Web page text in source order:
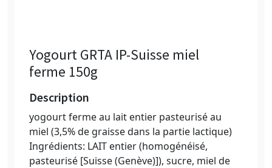
Yogourt GRTA IP-Suisse miel
ferme 150g
Description
yogourt ferme au lait entier pasteurisé au
miel (3,5% de graisse dans la partie lactique)
Ingrédients: LAIT entier (homogénéisé,
pasteurisé [Suisse (Genève)]), sucre, miel de